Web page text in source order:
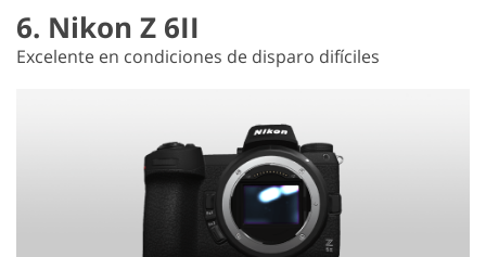
6. Nikon Z 6II
Excelente en condiciones de disparo difíciles